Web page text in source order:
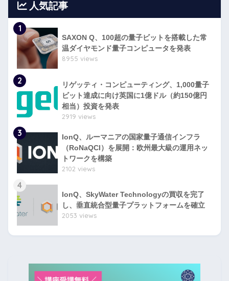
人気記事
1
SAXON Q、100超の量子ビットを搭載した常
温ダイヤモンド量子コンピュータを発表
8955 views
2
リゲッティ・コンピューティング、1,000量子
ビット達成に向け英国に1億ドル（約150億円
相当）投資を発表
2919 views
3
IonQ、ルーマニアの国家量子通信インフラ
（RoNaQCI）を展開：欧州最大級の運用ネッ
トワークを構築
2102 views
4
IonQ、SkyWater Technologyの買収を完了
し、垂直統合型量子プラットフォームを確立
2053 views